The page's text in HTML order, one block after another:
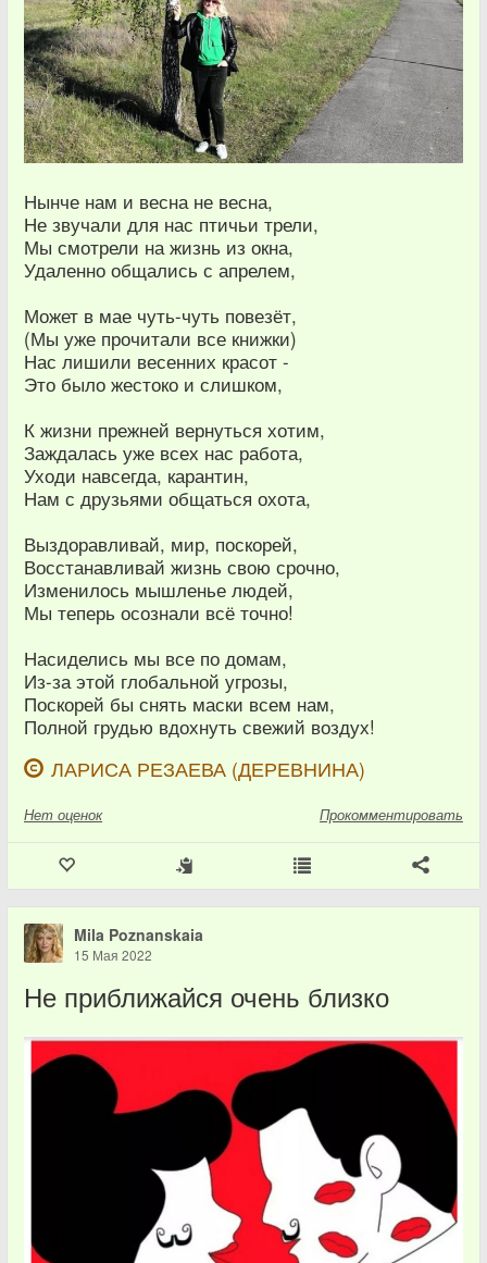
Нынче нам и весна не весна,
Не звучали для нас птичьи трели,
Мы смотрели на жизнь из окна,
Удаленно общались с апрелем,
Может в мае чуть-чуть повезёт,
(Мы уже прочитали все книжки)
Нас лишили весенних красот -
Это было жестоко и слишком,
К жизни прежней вернуться хотим,
Заждалась уже всех нас работа,
Уходи навсегда, карантин,
Нам с друзьями общаться охота,
Выздоравливай, мир, поскорей,
Восстанавливай жизнь свою срочно,
Изменилось мышленье людей,
Мы теперь осознали всё точно!
Насиделись мы все по домам,
Из-за этой глобальной угрозы,
Поскорей бы снять маски всем нам,
Полной грудью вдохнуть свежий воздух!
ЛАРИСА РЕЗАЕВА (ДЕРЕВНИНА)
Нет оценок Прокомментировать
Mila Poznanskaia
15 Мая 2022
Не приближайся очень близко